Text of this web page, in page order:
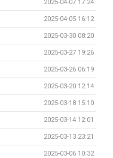
2025-04-07 17:24
2025-04-05 16:12
2025-03-30 08:20
2025-03-27 19:26
2025-03-26 06:19
2025-03-20 12:14
2025-03-18 15:10
2025-03-14 12:01
2025-03-13 23:21
2025-03-06 10:32